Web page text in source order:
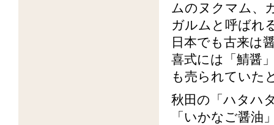
ムのヌクマム、
ガルムと呼ばれ
日本でも古来は
喜式には「鯖醤
も売られていた
秋田の「ハタハ
「いかなご醤油